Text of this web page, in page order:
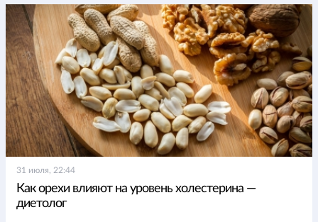
31 июля, 22:44
Как орехи влияют на уровень холестерина —
диетолог